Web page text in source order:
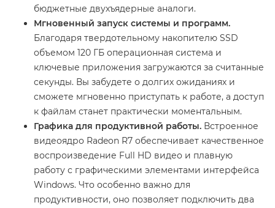
бюджетные двухъядерные аналоги.
Мгновенный запуск системы и программ.
Благодаря твердотельному накопителю SSD
объемом 120 ГБ операционная система и
ключевые приложения загружаются за считанные
секунды. Вы забудете о долгих ожиданиях и
сможете мгновенно приступать к работе, а доступ
к файлам станет практически моментальным.
Графика для продуктивной работы. Встроенное
видеоядро Radeon R7 обеспечивает качественное
воспроизведение Full HD видео и плавную
работу с графическими элементами интерфейса
Windows. Что особенно важно для
продуктивности, оно позволяет подключить два